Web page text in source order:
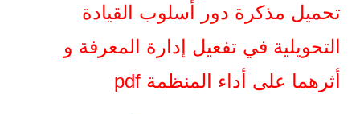
تحميل مذكرة دور أسلوب القيادة
التحويلية في تفعيل إدارة المعرفة و
أثرهما على أداء المنظمة pdf